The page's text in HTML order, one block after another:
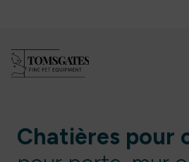
Chatières pour